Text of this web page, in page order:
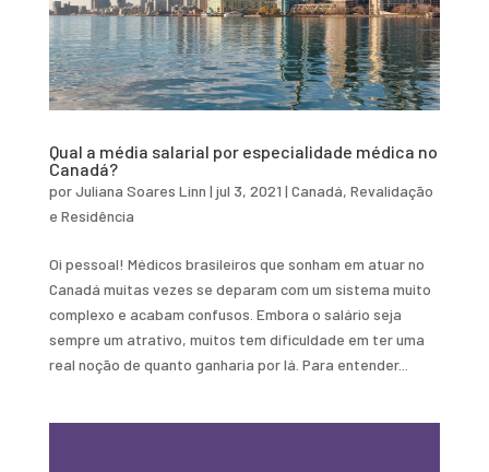
Qual a média salarial por especialidade médica no
Canadá?
porJuliana Soares Linn | jul 3, 2021 | Canadá, Revalidação
e Residência
Oi pessoal! Médicos brasileiros que sonham em atuar no
Canadá muitas vezes se deparam com um sistema muito
complexo e acabam confusos. Embora o salário seja
sempre um atrativo, muitos tem dificuldade em ter uma
real noção de quanto ganharia por lá. Para entender...